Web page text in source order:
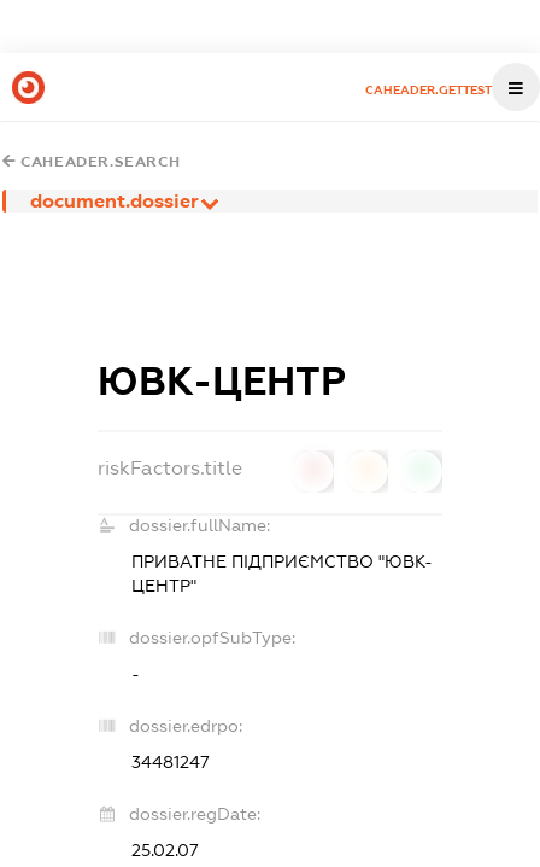
CAHEADER.GETTEST
CAHEADER.SEARCH
document.dossier
ЮВК-ЦЕНТР
riskFactors.title
dossier.fullName:
ПРИВАТНЕ ПІДПРИЄМСТВО "ЮВК-
ЦЕНТР"
dossier.opfSubType:
-
dossier.edrpo:
34481247
dossier.regDate:
25.02.07